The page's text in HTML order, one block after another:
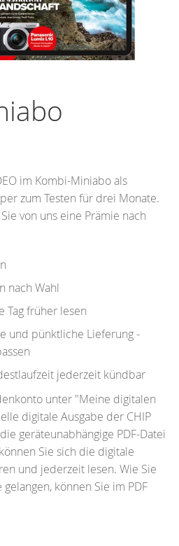
im Kombi-Miniabo als
zum Testen für drei Monate.
von uns eine Prämie nach
nach Wahl
Tag früher lesen
und pünktliche Lieferung -
jederzeit kündbar
unter "Meine digitalen
digitale Ausgabe der CHIP
geräteunabhängige PDF-Datei
Sie sich die digitale
und jederzeit lesen. Wie Sie
können Sie im PDF